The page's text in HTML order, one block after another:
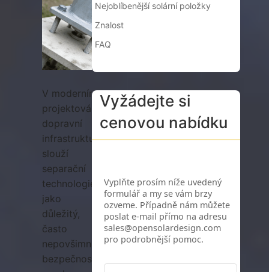
V moderním
projektování
dopravní
infrastruktury
slouží
separační
technologie
jako
důležitý,
často
nepovšimnutý
bezpečnostní
Nejoblíbenější solární položky
Znalost
FAQ
Vyžádejte si
cenovou nabídku